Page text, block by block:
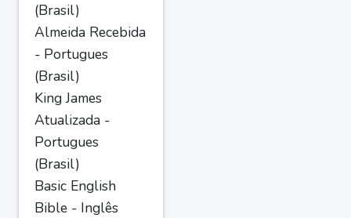
(Brasil)
Almeida Recebida
- Portugues
(Brasil)
King James
Atualizada -
Portugues
(Brasil)
Basic English
Bible - Inglês